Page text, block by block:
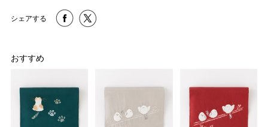
シェアする
おすすめ